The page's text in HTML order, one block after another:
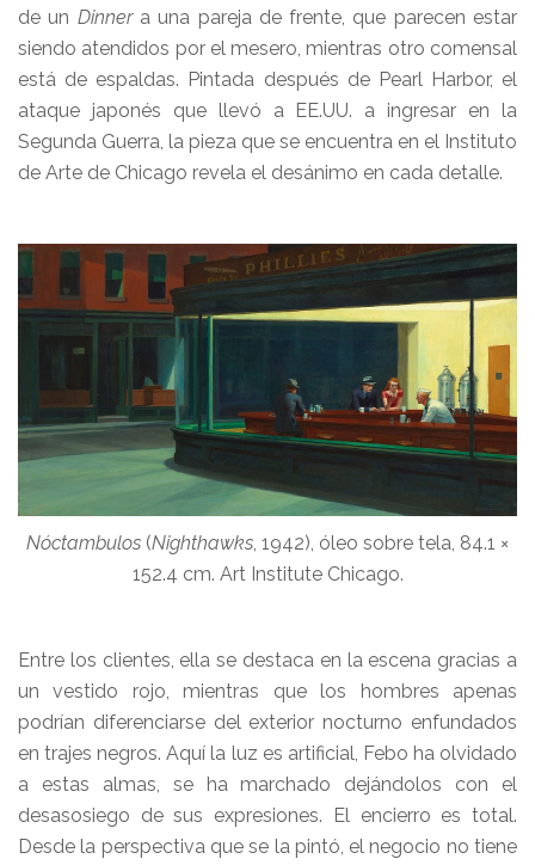
de un Dinnera una pareja de frente, que parecen estar
siendo atendidos por el mesero, mientras otro comensal
está de espaldas. Pintada después de Pearl Harbor, el
ataque japonés que llevó a EE.UU. a ingresar en la
Segunda Guerra, la pieza que se encuentra en el Instituto
de Arte de Chicago revela el desánimo en cada detalle.
Nóctambulos (Nighthawks, 1942), óleo sobre tela, 84.1 ×
152.4 cm. Art Institute Chicago.
Entre los clientes, ella se destaca en la escena gracias a
un vestido rojo, mientras que los hombres apenas
podrían diferenciarse del exterior nocturno enfundados
en trajes negros. Aquí la luz es artificial, Febo ha olvidado
a estas almas, se ha marchado dejándolos con el
desasosiego de sus expresiones. El encierro es total.
Desde la perspectiva que se la pintó, el negocio no tiene